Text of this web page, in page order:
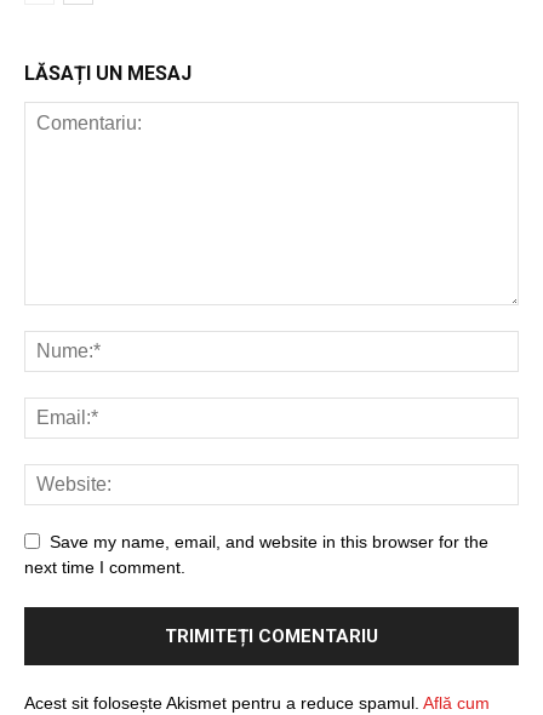
LĂSAȚI UN MESAJ
Save my name, email, and website in this browser for the
next time I comment.
Acest sit folosește Akismet pentru a reduce spamul. Află cum